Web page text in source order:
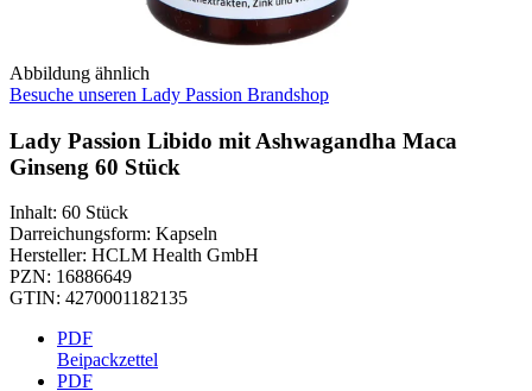
Abbildung ähnlich
Besuche unseren Lady Passion Brandshop
Lady Passion Libido mit Ashwagandha Maca
Ginseng 60 Stück
Inhalt: 60 Stück
Darreichungsform: Kapseln
Hersteller: HCLM Health GmbH
PZN: 16886649
GTIN: 4270001182135
PDF
Beipackzettel
PDF